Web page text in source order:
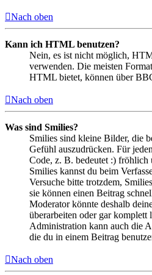
Nach oben
Kann ich HTML benutzen?
Nein, es ist nicht möglich,
verwenden. Die meisten
HTML bietet, können über
Nach oben
Was sind Smilies?
Smilies sind kleine Bilder, die
Gefühl auszudrücken. Für
Code, z. B. bedeutet :)
Smilies kannst du beim
Versuche bitte trotzdem,
sie können einen Beitrag
Moderator könnte deshalb
überarbeiten oder gar komplett
Administration kann auch die
die du in einem Beitrag
Nach oben